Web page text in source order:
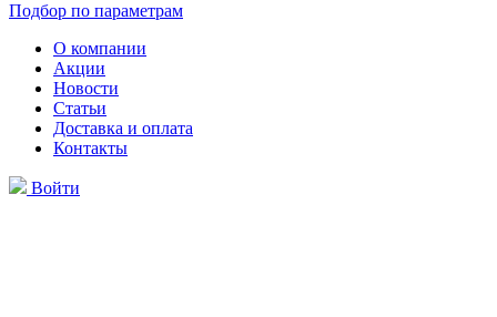
Подбор по параметрам
О компании
Акции
Новости
Статьи
Доставка и оплата
Контакты
Войти